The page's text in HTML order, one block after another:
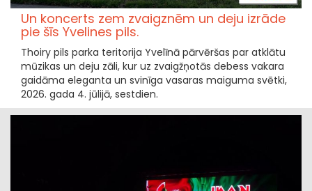
Un koncerts zem zvaigznēm un deju izrāde
pie šīs Yvelines pils.
Thoiry pils parka teritorija Yvelīnā pārvēršas par atklātu
mūzikas un deju zāli, kur uz zvaigžņotās debess vakara
gaidāma eleganta un svinīga vasaras maiguma svētki,
2026. gada 4. jūlijā, sestdien.